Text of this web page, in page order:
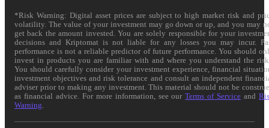
*Risk Warning: Digital asset prices are subject to high market risk and
volatility. The value of your investment may go down or up, and you may
get back the amount invested. You are solely responsible for your
decisions and Kriptomat is not liable for any losses you may incur.
performance is not a reliable predictor of future performance. You should
invest in products you are familiar with and where you understand the
You should carefully consider your investment experience, financial
investment objectives and risk tolerance and consult an independent
adviser prior to making any investment. This material should not be
as financial advice. For more information, see ourTerms of Service and
Warning